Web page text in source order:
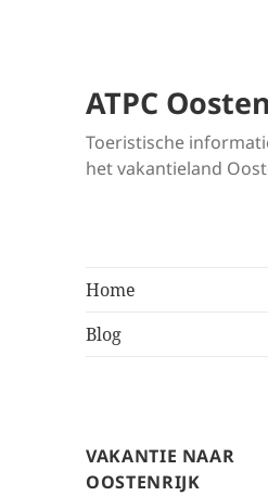
ATPC
Toeristische
het vakantieland
Home
Blog
VAKANTIE NAAR
OOSTENRIJK